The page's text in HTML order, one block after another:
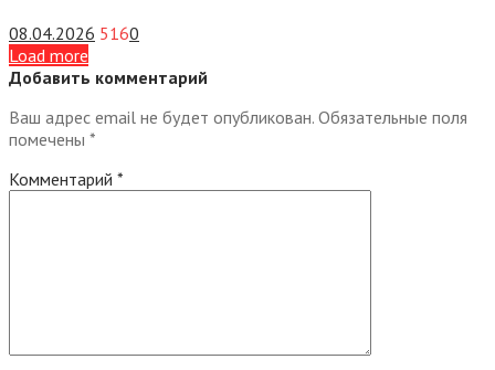
08.04.2026 5160
Load more
Добавить комментарий
Ваш адрес email не будет опубликован. Обязательные поля
помечены *
Комментарий *